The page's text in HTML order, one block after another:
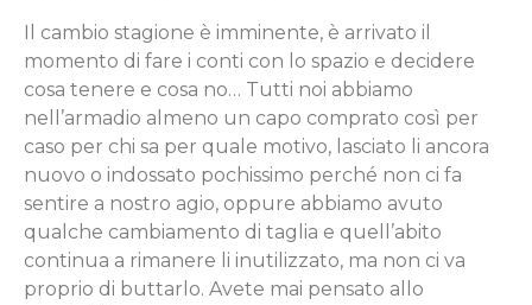
Il cambio stagione è imminente, è arrivato il
momento di fare i conti con lo spazio e decidere
cosa tenere e cosa no… Tutti noi abbiamo
nell’armadio almeno un capo comprato così per
caso per chi sa per quale motivo, lasciato li ancora
nuovo o indossato pochissimo perché non ci fa
sentire a nostro agio, oppure abbiamo avuto
qualche cambiamento di taglia e quell’abito
continua a rimanere li inutilizzato, ma non ci va
proprio di buttarlo. Avete mai pensato allo